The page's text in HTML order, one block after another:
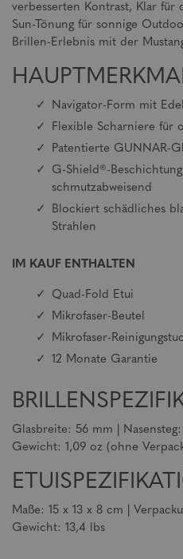
verbesserten Kontrast, Klar
Sun-Tönung für sonnige
Brillen-Erlebnis mit der
Navigator-Form mit
Flexible Scharniere für
Patentierte GUNNAR-
G-Shield®-
schmutzabweisend
Blockiert schädliches
Strahlen
IM KAUF ENTHALTEN
Quad-Fold Etui
Mikrofaser-Beutel
Mikrofaser-
12 Monate Garantie
Glasbreite: 56 mm | Nasensteg:
Gewicht: 1,09 oz (ohne
Maße: 15 x 13 x 8 cm |
Gewicht: 13,4 lbs